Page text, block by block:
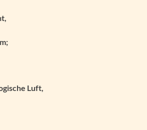
Luft,